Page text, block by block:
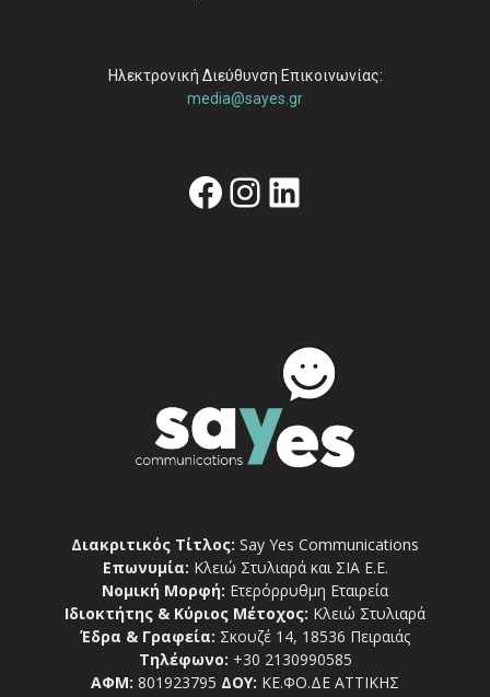
Ηλεκτρονική Διεύθυνση Επικοινωνίας:
media@sayes.gr
Facebook
Instagram
Linkedin
Διακριτικός Τίτλος: Say Yes Communications
Επωνυμία: Κλειώ Στυλιαρά και ΣΙΑ Ε.Ε.
Νομική Μορφή: Ετερόρρυθμη Εταιρεία
Ιδιοκτήτης & Κύριος Μέτοχος: Κλειώ Στυλιαρά
Έδρα & Γραφεία: Σκουζέ 14, 18536 Πειραιάς
Τηλέφωνο: +30 2130990585
ΑΦΜ: 801923795 ΔΟΥ: ΚΕ.ΦΟ.ΔΕ ΑΤΤΙΚΗΣ